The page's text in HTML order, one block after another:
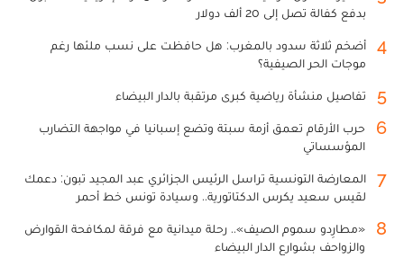
بدفع كفالة تصل إلى 20 ألف دولار
4
أضخم ثلاثة سدود بالمغرب: هل حافظت على نسب ملئها رغم
موجات الحر الصيفية؟
5 تفاصيل منشأة رياضية كبرى مرتقبة بالدار البيضاء
6
حرب الأرقام تعمق أزمة سبتة وتضع إسبانيا في مواجهة التضارب
المؤسساتي
7
المعارضة التونسية تراسل الرئيس الجزائري عبد المجيد تبون: دعمك
لقيس سعيد يكرس الدكتاتورية.. وسيادة تونس خط أحمر
8
«مطارِدو سموم الصيف».. رحلة ميدانية مع فرقة لمكافحة القوارض
والزواحف بشوارع الدار البيضاء